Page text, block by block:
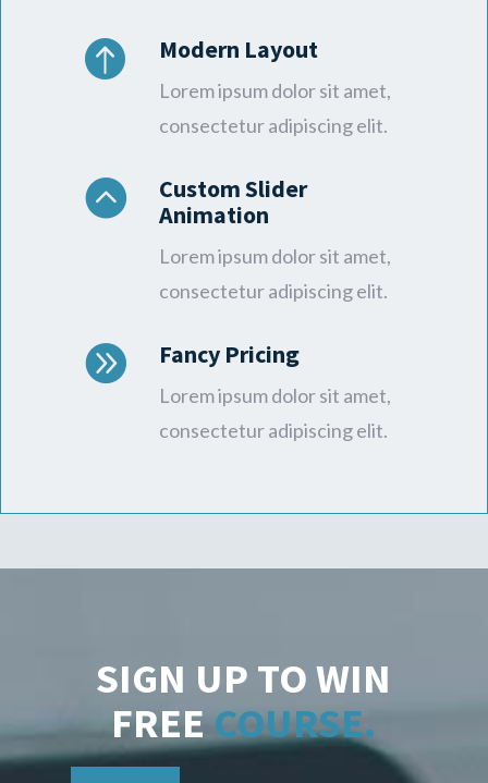
 Modern Layout
Lorem ipsum dolor sit amet,
consectetur adipiscing elit.

Custom Slider
Animation
Lorem ipsum dolor sit amet,
consectetur adipiscing elit.
 Fancy Pricing
Lorem ipsum dolor sit amet,
consectetur adipiscing elit.
SIGN UP TO WIN
FREECOURSE.